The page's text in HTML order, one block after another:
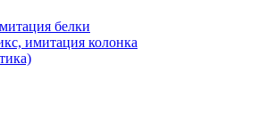
белки
имитация колонка